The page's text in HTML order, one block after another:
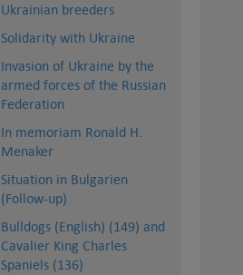
Ukrainian breeders
Solidarity with Ukraine
Invasion of Ukraine by the
armed forces of the Russian
Federation
In memoriam Ronald H.
Menaker
Situation in Bulgarien
(Follow-up)
Bulldogs (English) (149) and
Cavalier King Charles
Spaniels (136)